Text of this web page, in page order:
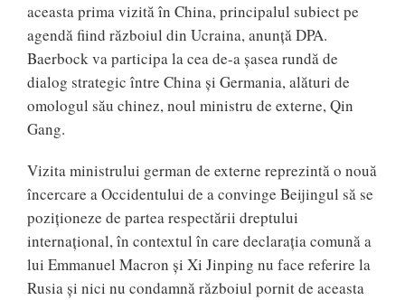
aceasta prima vizită în China, principalul subiect pe
agendă fiind războiul din Ucraina, anunță DPA.
Baerbock va participa la cea de-a șasea rundă de
dialog strategic între China şi Germania, alături de
omologul său chinez, noul ministru de externe, Qin
Gang.
Vizita ministrului german de externe reprezintă o nouă
încercare a Occidentului de a convinge Beijingul să se
poziționeze de partea respectării dreptului
internațional, în contextul în care declarația comună a
lui Emmanuel Macron și Xi Jinping nu face referire la
Rusia și nici nu condamnă războiul pornit de aceasta